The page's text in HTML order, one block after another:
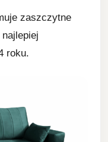
zaszczytne
roku.